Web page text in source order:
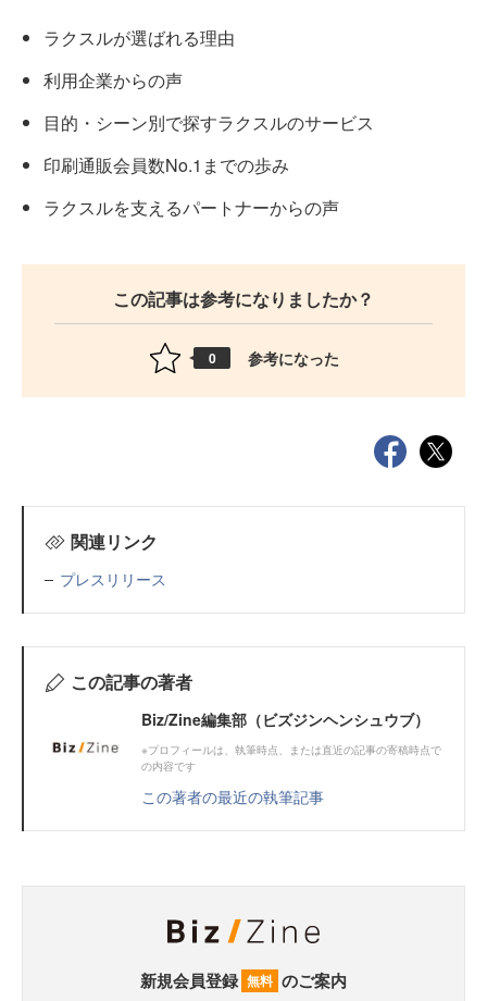
ラクスルが選ばれる理由
利用企業からの声
目的・シーン別で探すラクスルのサービス
印刷通販会員数No.1までの歩み
ラクスルを支えるパートナーからの声
この記事は参考になりましたか？
0 参考になった
関連リンク
プレスリリース
この記事の著者
Biz/Zine編集部（ビズジンヘンシュウブ）
※プロフィールは、執筆時点、または直近の記事の寄稿時点で
の内容です
この著者の最近の執筆記事
新規会員登録 無料 のご案内